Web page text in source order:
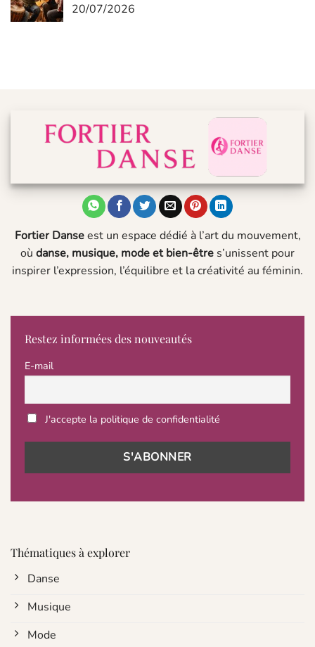
20/07/2026
Fortier Danseest un espace dédié à l’art du mouvement,
où danse, musique, mode et bien-être s’unissent pour
inspirer l’expression, l’équilibre et la créativité au féminin.
Restez informées des nouveautés
E-mail
J'accepte la politique de confidentialité
Thématiques à explorer
Danse
Musique
Mode